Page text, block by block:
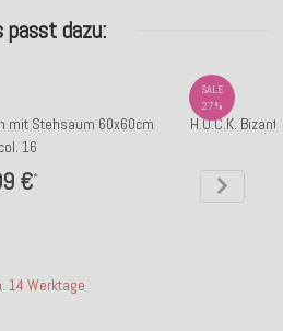
passt dazu:
mit Stehsaum 60x60cm
16
€*
14 Werktage
SALE
27%
H.O.C.K.